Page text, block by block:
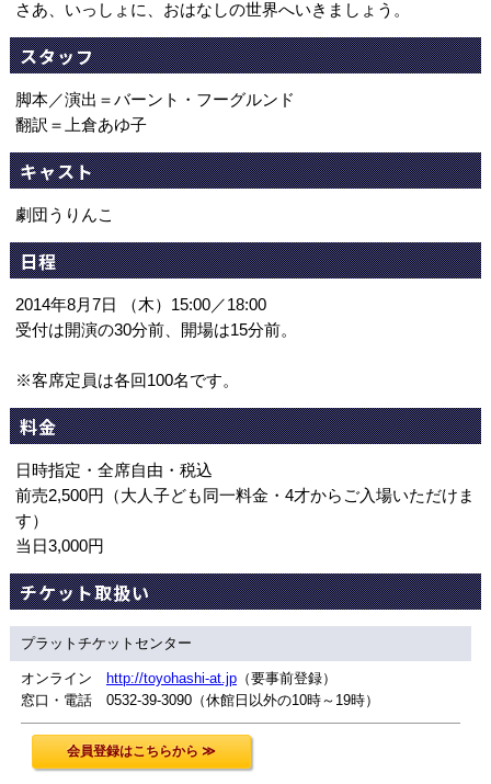
さあ、いっしょに、おはなしの世界へいきましょう。
スタッフ
脚本／演出＝バーント・フーグルンド
翻訳＝上倉あゆ子
キャスト
劇団うりんこ
日程
2014年8月7日 （木）15:00／18:00
受付は開演の30分前、開場は15分前。
※客席定員は各回100名です。
料金
日時指定・全席自由・税込
前売2,500円（大人子ども同一料金・4才からご入場いただけま
す）
当日3,000円
チケット取扱い
プラットチケットセンター
オンライン http://toyohashi-at.jp（要事前登録）
窓口・電話 0532-39-3090（休館日以外の10時～19時）